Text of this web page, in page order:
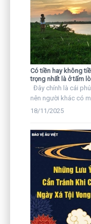
Có tiền hay không
trọng nhất là ở tấm
Đây chính là cái
nên người khác có
18/11/2025